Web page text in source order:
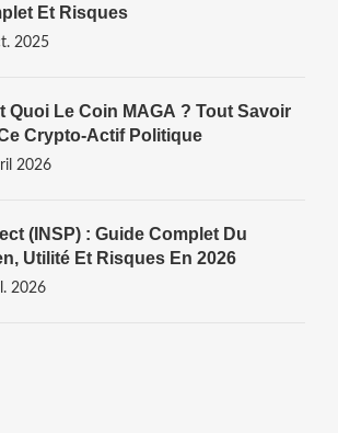
Et Risques
2025
Quoi Le Coin MAGA ? Tout Savoir
Crypto-Actif Politique
2026
(INSP) : Guide Complet Du
Utilité Et Risques En 2026
2026